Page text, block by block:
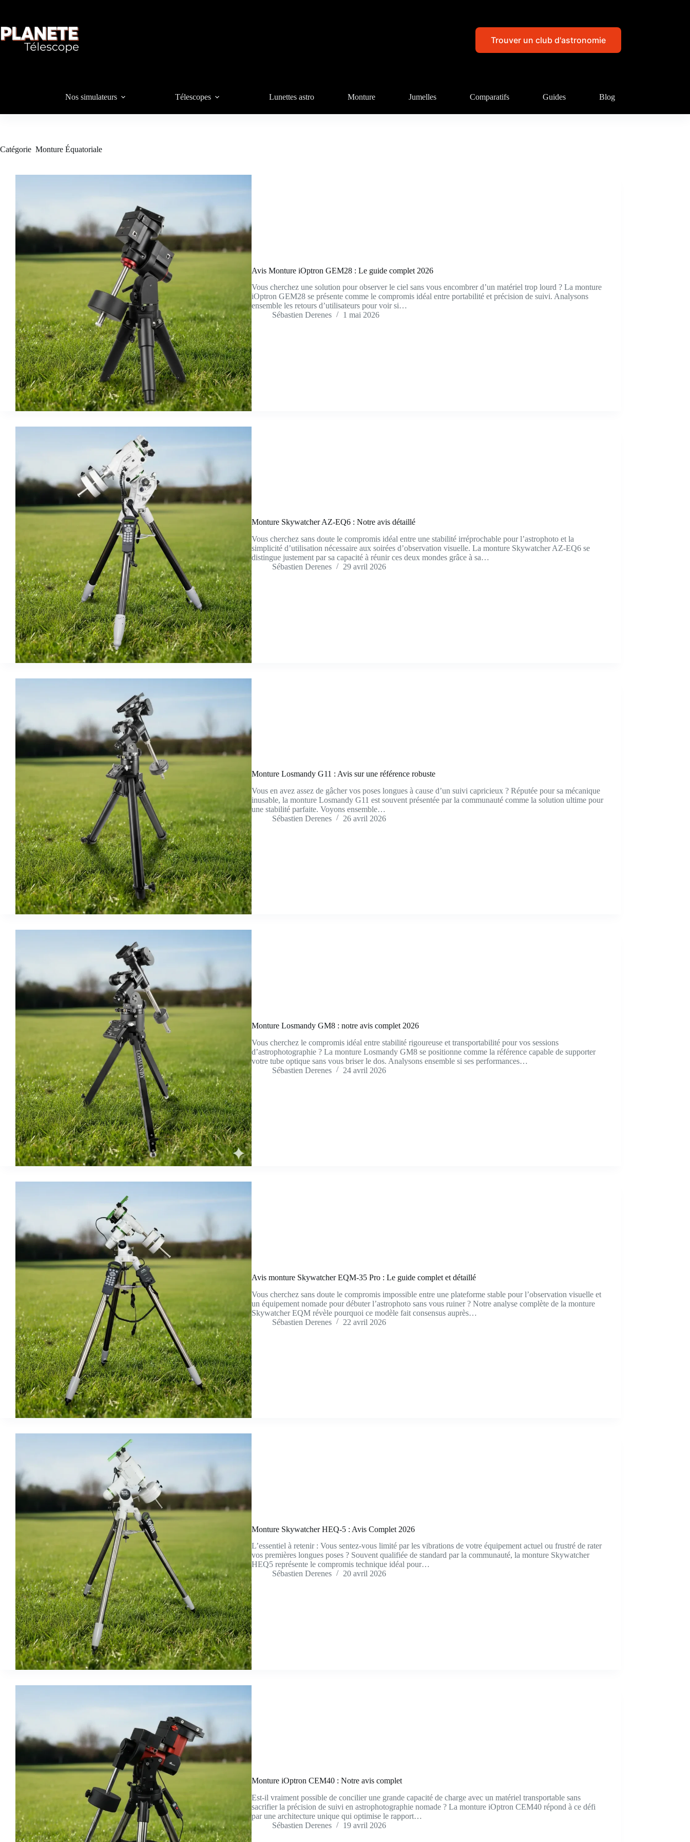
Trouver un club d'astronomie
Nos simulateurs Télescopes Lunettes astro Monture Jumelles Comparatifs Guides Blog
Catégorie Monture Équatoriale
Avis Monture iOptron GEM28 : Le guide complet 2026
Vous cherchez une solution pour observer le ciel sans vous encombrer d’un matériel trop lourd ? La monture
iOptron GEM28 se présente comme le compromis idéal entre portabilité et précision de suivi. Analysons
ensemble les retours d’utilisateurs pour voir si…
Sébastien Derenes
1 mai 2026
Monture Skywatcher AZ-EQ6 : Notre avis détaillé
Vous cherchez sans doute le compromis idéal entre une stabilité irréprochable pour l’astrophoto et la
simplicité d’utilisation nécessaire aux soirées d’observation visuelle. La monture Skywatcher AZ-EQ6 se
distingue justement par sa capacité à réunir ces deux mondes grâce à sa…
Sébastien Derenes
29 avril 2026
Monture Losmandy G11 : Avis sur une référence robuste
Vous en avez assez de gâcher vos poses longues à cause d’un suivi capricieux ? Réputée pour sa mécanique
inusable, la monture Losmandy G11 est souvent présentée par la communauté comme la solution ultime pour
une stabilité parfaite. Voyons ensemble…
Sébastien Derenes
26 avril 2026
Monture Losmandy GM8 : notre avis complet 2026
Vous cherchez le compromis idéal entre stabilité rigoureuse et transportabilité pour vos sessions
d’astrophotographie ? La monture Losmandy GM8 se positionne comme la référence capable de supporter
votre tube optique sans vous briser le dos. Analysons ensemble si ses performances…
Sébastien Derenes
24 avril 2026
Avis monture Skywatcher EQM-35 Pro : Le guide complet et détaillé
Vous cherchez sans doute le compromis impossible entre une plateforme stable pour l’observation visuelle et
un équipement nomade pour débuter l’astrophoto sans vous ruiner ? Notre analyse complète de la monture
Skywatcher EQM révèle pourquoi ce modèle fait consensus auprès…
Sébastien Derenes
22 avril 2026
Monture Skywatcher HEQ-5 : Avis Complet 2026
L’essentiel à retenir : Vous sentez-vous limité par les vibrations de votre équipement actuel ou frustré de rater
vos premières longues poses ? Souvent qualifiée de standard par la communauté, la monture Skywatcher
HEQ5 représente le compromis technique idéal pour…
Sébastien Derenes
20 avril 2026
Monture iOptron CEM40 : Notre avis complet
Est-il vraiment possible de concilier une grande capacité de charge avec un matériel transportable sans
sacrifier la précision de suivi en astrophotographie nomade ? La monture iOptron CEM40 répond à ce défi
par une architecture unique qui optimise le rapport…
Sébastien Derenes
19 avril 2026